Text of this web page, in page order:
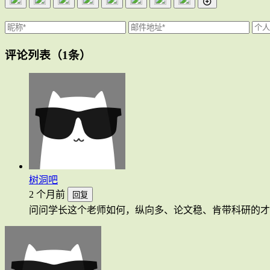
评论列表 （1条）
树洞吧
2 个月前
回复
问问学长这个老师如何，纵向多、论文稳、肯带科研的